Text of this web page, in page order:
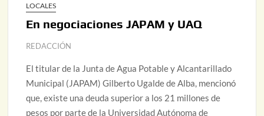
LOCALES
En negociaciones JAPAM y UAQ
REDACCIÓN
El titular de la Junta de Agua Potable y Alcantarillado
Municipal (JAPAM) Gilberto Ugalde de Alba, mencionó
que, existe una deuda superior a los 21 millones de
pesos por parte de la Universidad Autónoma de